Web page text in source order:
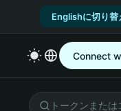
Englishに切り替
Connect